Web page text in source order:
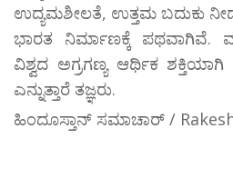
ಉದ್ಯಮಶೀಲತೆ, ಉತ್ತಮ ಬದುಕು
ಭಾರತ ನಿರ್ಮಾಣಕ್ಕೆ ಪಥವಾಗಿವೆ.
ವಿಶ್ವದ ಅಗ್ರಗಣ್ಯ ಆರ್ಥಿಕ
ಎನ್ನುತ್ತಾರೆ ತಜ್ಞರು.
ಹಿಂದೂಸ್ತಾನ್ ಸಮಾಚಾರ್ /